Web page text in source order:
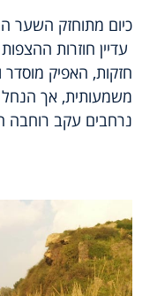
כיום מתוחזק השער
עדיין חוזרות
חזקות, האפיק מוסדר
משמעותית, אך הנחל
נרחבים עקב רוחבה